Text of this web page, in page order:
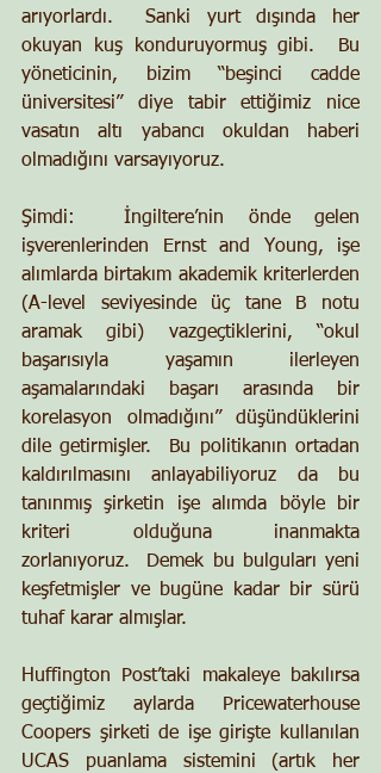
arıyorlardı.  Sanki yurt dışında her
okuyan kuş konduruyormuş gibi.  Bu
yöneticinin, bizim “beşinci cadde
üniversitesi” diye tabir ettiğimiz nice
vasatın altı yabancı okuldan haberi
olmadığını varsayıyoruz.
Şimdi:  İngiltere’nin önde gelen
işverenlerinden Ernst and Young, işe
alımlarda birtakım akademik kriterlerden
(A-level seviyesinde üç tane B notu
aramak gibi) vazgeçtiklerini, “okul
başarısıyla yaşamın ilerleyen
aşamalarındaki başarı arasında bir
korelasyon olmadığını” düşündüklerini
dile getirmişler.  Bu politikanın ortadan
kaldırılmasını anlayabiliyoruz da bu
tanınmış şirketin işe alımda böyle bir
kriteri olduğuna inanmakta
zorlanıyoruz.  Demek bu bulguları yeni
keşfetmişler ve bugüne kadar bir sürü
tuhaf karar almışlar.
Huffington Post’taki makaleye bakılırsa
geçtiğimiz aylarda Pricewaterhouse
Coopers şirketi de işe girişte kullanılan
UCAS puanlama sistemini (artık her